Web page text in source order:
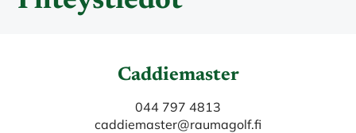
Caddiemaster
044 797 4813
caddiemaster@raumagolf.fi